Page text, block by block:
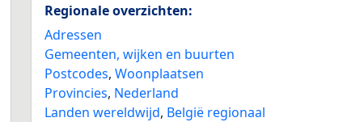
Regionale overzichten:
Adressen
Gemeenten, wijken en buurten
Postcodes,Woonplaatsen
Provincies, Nederland
Landen wereldwijd, België regionaal